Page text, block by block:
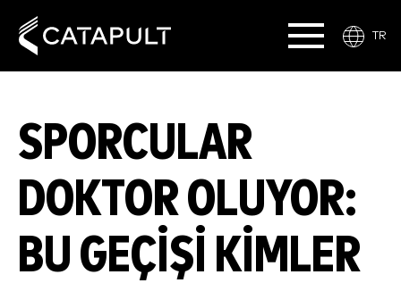
TR
SPORCULAR
DOKTOR OLUYOR:
BU GEÇIŞI KIMLER